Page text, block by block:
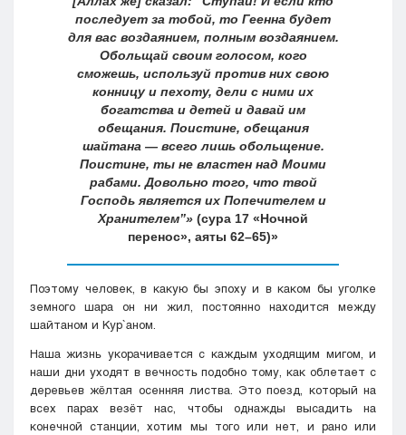
последует за тобой, то Геенна будет
для вас воздаянием, полным воздаянием.
Обольщай своим голосом, кого
сможешь, используй против них свою
конницу и пехоту, дели с ними их
богатства и детей и давай им
обещания. Поистине, обещания
шайтана — всего лишь обольщение.
Поистине, ты не властен над Моими
рабами. Довольно того, что твой
Господь является их Попечителем и
Хранителем”» (сура 17 «Ночной
перенос», аяты 62–65)
Поэтому человек, в какую бы эпоху и в каком бы уголке
земного шара он ни жил, постоянно находится между
шайтаном и Кyр`аном.
Наша жизнь укорачивается с каждым уходящим мигом, и
наши дни уходят в вечность подобно тому, как облетает с
деревьев жёлтая осенняя листва. Это поезд, который на
всех парах везёт нас, чтобы однажды высадить на
конечной станции, хотим мы того или нет, и рано или